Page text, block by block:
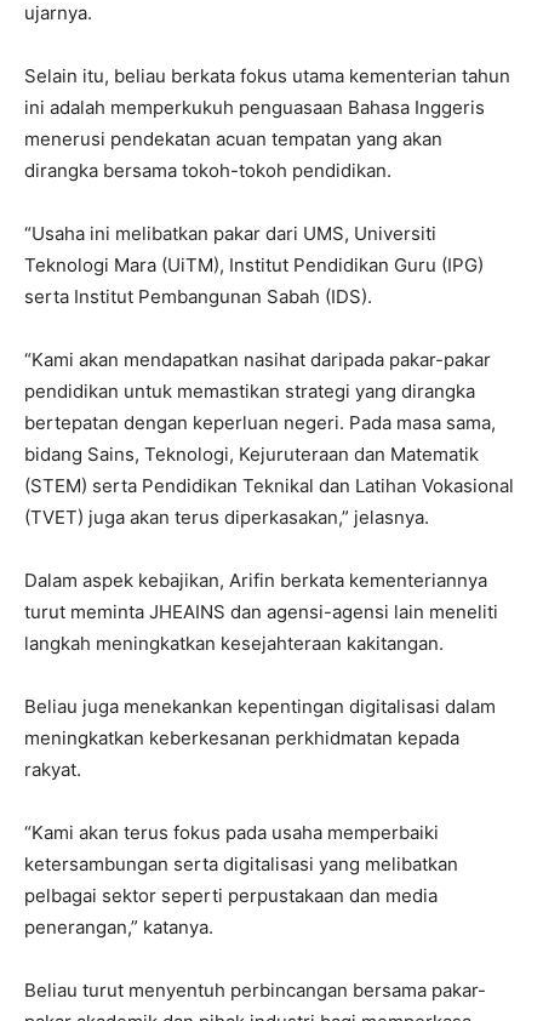
ujarnya.
Selain itu, beliau berkata fokus utama kementerian tahun
ini adalah memperkukuh penguasaan Bahasa Inggeris
menerusi pendekatan acuan tempatan yang akan
dirangka bersama tokoh-tokoh pendidikan.
“Usaha ini melibatkan pakar dari UMS, Universiti
Teknologi Mara (UiTM), Institut Pendidikan Guru (IPG)
serta Institut Pembangunan Sabah (IDS).
“Kami akan mendapatkan nasihat daripada pakar-pakar
pendidikan untuk memastikan strategi yang dirangka
bertepatan dengan keperluan negeri. Pada masa sama,
bidang Sains, Teknologi, Kejuruteraan dan Matematik
(STEM) serta Pendidikan Teknikal dan Latihan Vokasional
(TVET) juga akan terus diperkasakan,” jelasnya.
Dalam aspek kebajikan, Arifin berkata kementeriannya
turut meminta JHEAINS dan agensi-agensi lain meneliti
langkah meningkatkan kesejahteraan kakitangan.
Beliau juga menekankan kepentingan digitalisasi dalam
meningkatkan keberkesanan perkhidmatan kepada
rakyat.
“Kami akan terus fokus pada usaha memperbaiki
ketersambungan serta digitalisasi yang melibatkan
pelbagai sektor seperti perpustakaan dan media
penerangan,” katanya.
Beliau turut menyentuh perbincangan bersama pakar-